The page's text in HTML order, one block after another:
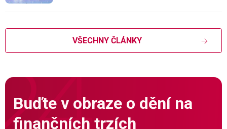
VŠECHNY ČLÁNKY
Buďte v obraze o dění na
finančních trzích